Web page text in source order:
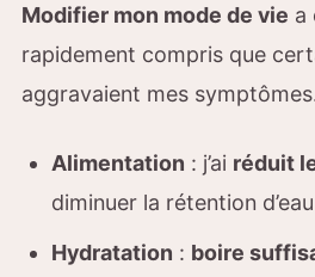
Modifier mon mode de vie a
rapidement compris que
aggravaient mes
Alimentation : j’ai réduit
diminuer la rétention
Hydratation : boire